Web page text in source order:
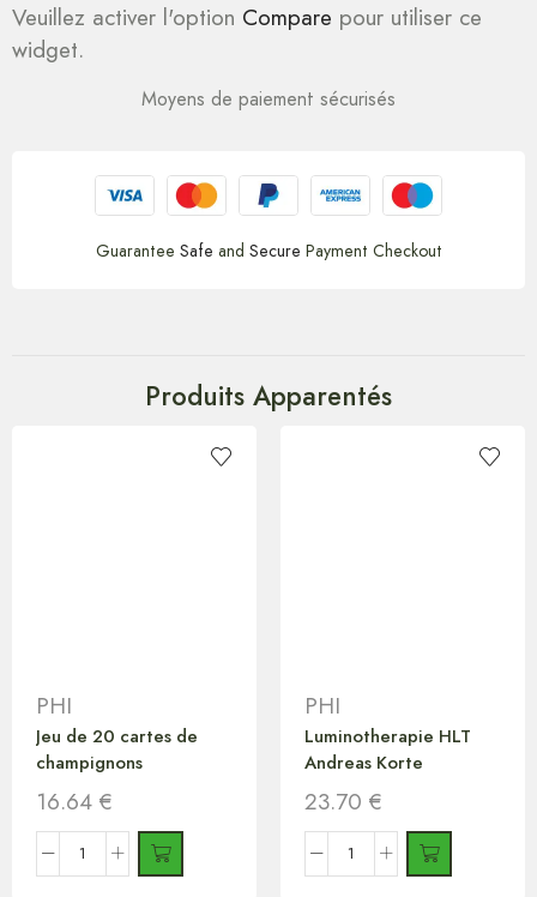
Veuillez activer l'option Compare pour utiliser ce
widget.
Moyens de paiement sécurisés
Guarantee Safe and Secure Payment Checkout
Produits Apparentés
PHI
Jeu de 20 cartes de
champignons
16.64 €
PHI
Luminotherapie HLT
Andreas Korte
23.70 €